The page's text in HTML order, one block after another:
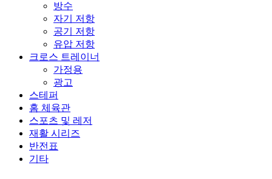
방수
자기 저항
공기 저항
유압 저항
크로스 트레이너
가정용
광고
스테퍼
홈 체육관
스포츠 및 레저
재활 시리즈
반전표
기타